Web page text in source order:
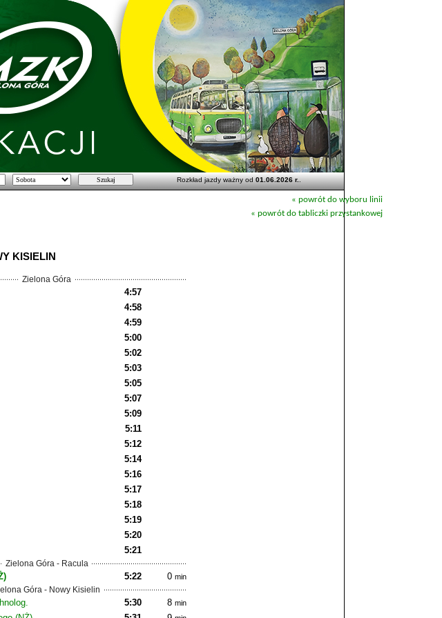
Rozkład jazdy ważny od01.06.2026 r..
« powrót do wyboru linii
« powrót do tabliczki przystankowej
KISIELIN
Zielona Góra
4:57
4:58
4:59
5:00
5:02
5:03
5:05
5:07
5:09
5:11
5:12
5:14
5:16
5:17
5:18
5:19
5:20
5:21
Zielona Góra - Racula
5:22 0 min
Góra - Nowy Kisielin
5:30 8 min